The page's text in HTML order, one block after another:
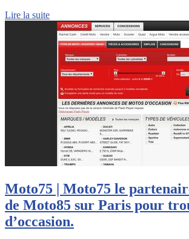
Lire la suite
Moto75 | Moto75 le
de Moto85 sur Paris pour
d’occasion.